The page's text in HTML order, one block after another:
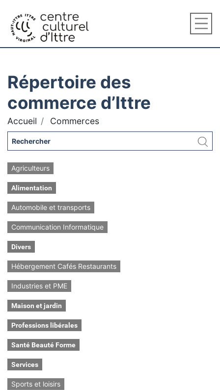
Répertoire des
commerce d’Ittre
Accueil Commerces
Agriculteurs
Alimentation
Automobile et transports
Communication Informatique
Divers
Hébergement Cafés Restaurants
Industries et PME
Maison et jardin
Professions libérales
Santé Beauté Forme
Services
Sports et loisirs